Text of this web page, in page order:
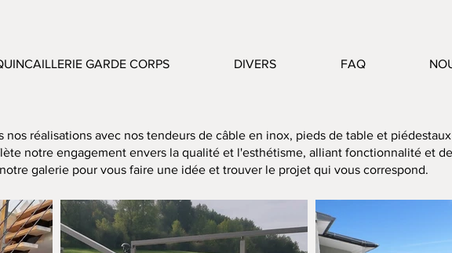
GARDE CORPS DIVERS FAQ
nos réalisations avec nos tendeurs de câble en inox, pieds de table et
notre engagement envers la qualité et l'esthétisme, alliant fonctionnalité et
galerie pour vous faire une idée et trouver le projet qui vous correspond.